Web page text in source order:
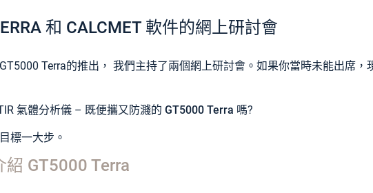
和 CALCMET 軟件的網上研討會
Terra的推出， 我們主持了兩個網上研討會。如果你當時未能出席，
氣體分析儀 – 既便攜又防濺的 GT5000 Terra 嗎?
標一大步。
GT5000 Terra